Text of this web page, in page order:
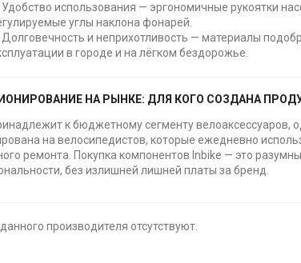
Удобство использования — эргономичные рукоятки
углы наклона фонарей.
Долговечность и неприхотливость — материалы
в городе и на лёгком бездорожье.
НА РЫНКЕ: ДЛЯ КОГО СОЗДАНА
к бюджетному сегменту
на велосипедистов, которые ежедневно
ремонта. Покупка компонентов Inbike — это
без излишней лишней платы за бренд.
производителя отсутствуют.